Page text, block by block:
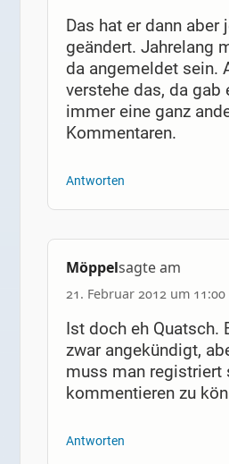
Das hat er dann aber
geändert. Jahrelang
da angemeldet sein.
verstehe das, da gab
immer eine ganz
Kommentaren.
Antworten
Möppelsagte am
21. Februar 2012 um 11:00
Ist doch eh Quatsch.
zwar angekündigt,
muss man registriert
kommentieren zu
Antworten